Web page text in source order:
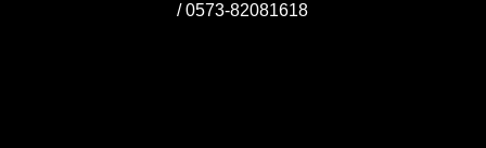
/ 0573-82081618